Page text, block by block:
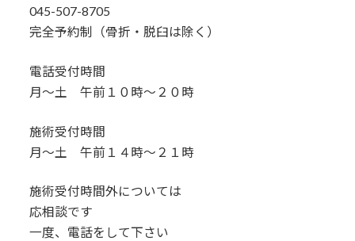
045-507-8705
完全予約制（骨折・脱臼は除く）
電話受付時間
月～土 午前１０時～２０時
施術受付時間
月～土 午前１４時～２１時
施術受付時間外については
応相談です
一度、電話をして下さい